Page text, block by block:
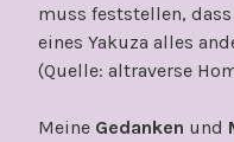
muss feststellen,
eines Yakuza alles
(Quelle: altraverse
Meine Gedanken und